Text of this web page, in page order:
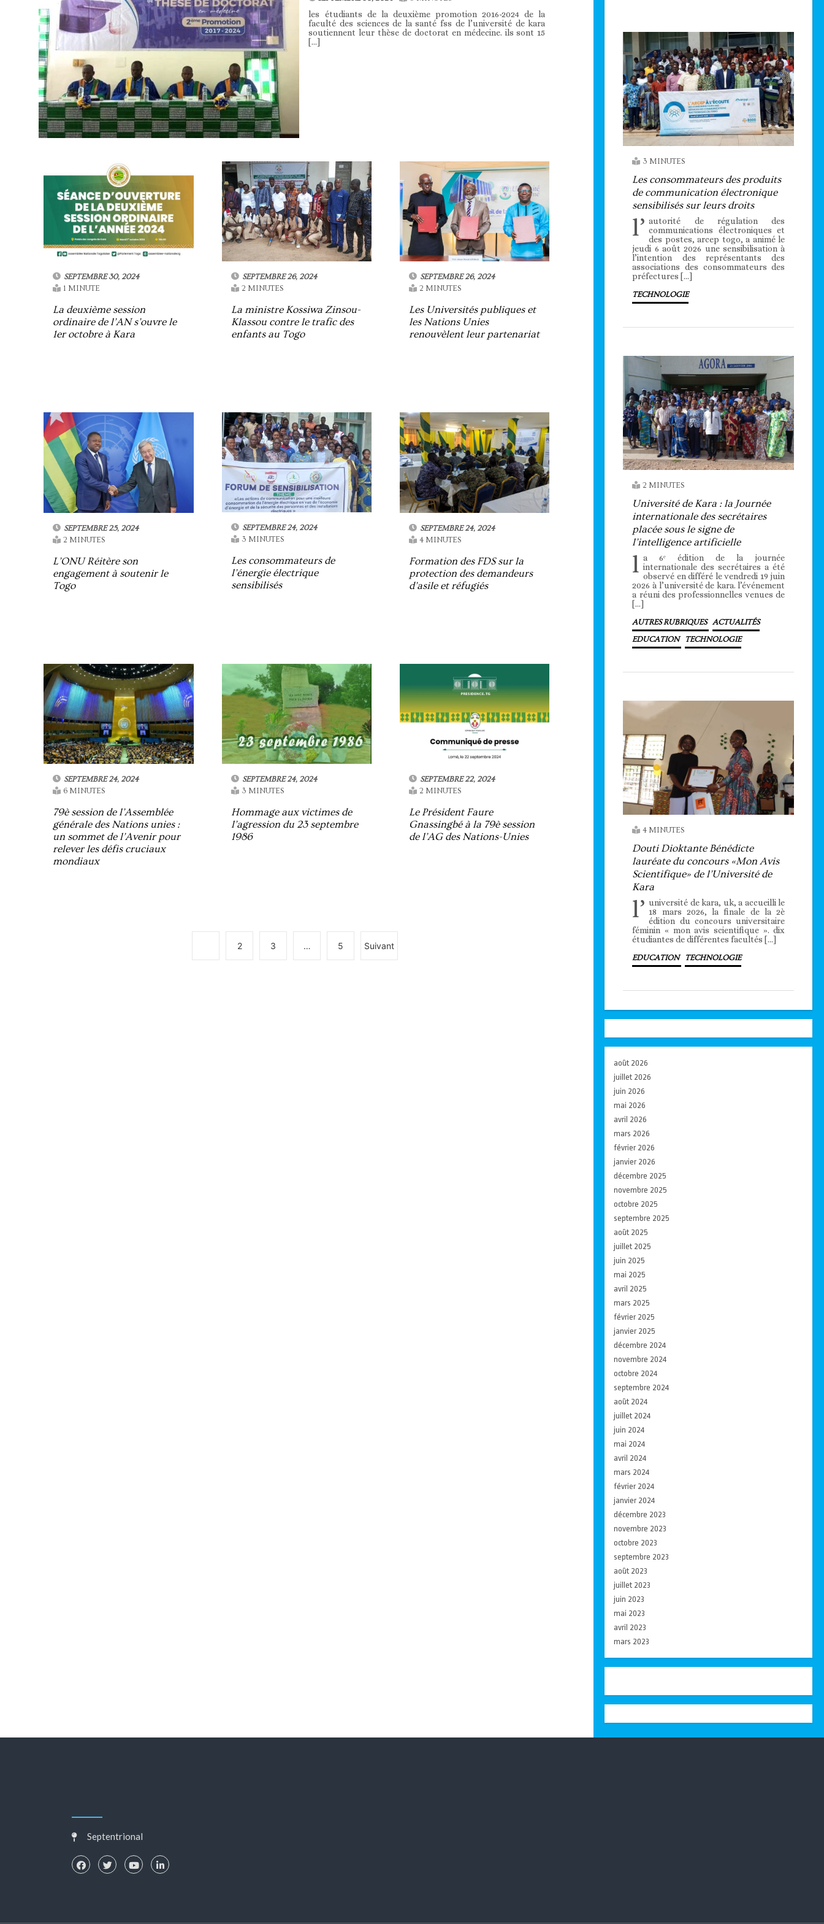
les étudiants de la deuxième promotion 2016-2024 de la
faculté des sciences de la santé fss de l’université de kara
soutiennent leur thèse de doctorat en médecine. ils sont 15
[…]
SEPTEMBRE 30, 2024
1 MINUTE
La deuxième session
ordinaire de l’AN s’ouvre le
1er octobre à Kara
SEPTEMBRE 26, 2024
2 MINUTES
La ministre Kossiwa Zinsou-
Klassou contre le trafic des
enfants au Togo
SEPTEMBRE 26, 2024
2 MINUTES
Les Universités publiques et
les Nations Unies
renouvèlent leur partenariat
SEPTEMBRE 25, 2024
2 MINUTES
L’ONU Réitère son
engagement à soutenir le
Togo
SEPTEMBRE 24, 2024
3 MINUTES
Les consommateurs de
l’énergie électrique
sensibilisés
SEPTEMBRE 24, 2024
4 MINUTES
Formation des FDS sur la
protection des demandeurs
d’asile et réfugiés
SEPTEMBRE 24, 2024
6 MINUTES
79è session de l’Assemblée
générale des Nations unies :
un sommet de l’Avenir pour
relever les défis cruciaux
mondiaux
SEPTEMBRE 24, 2024
3 MINUTES
Hommage aux victimes de
l’agression du 23 septembre
1986
SEPTEMBRE 22, 2024
2 MINUTES
Le Président Faure
Gnassingbé à la 79è session
de l’AG des Nations-Unies
2 3 … 5 Suivant
3 MINUTES
Les consommateurs des produits
de communication électronique
sensibilisés sur leurs droits
l’ autorité de régulation des
communications électroniques et
des postes, arcep togo, a animé le
jeudi 6 août 2026 une sensibilisation à
l’intention des représentants des
associations des consommateurs des
préfectures […]
TECHNOLOGIE
2 MINUTES
Université de Kara : la Journée
internationale des secrétaires
placée sous le signe de
l’intelligence artificielle
l a 6ᵉ édition de la journée
internationale des secrétaires a été
observé en différé le vendredi 19 juin
2026 à l’université de kara. l’événement
a réuni des professionnelles venues de
[…]
AUTRES RUBRIQUES ACTUALITÉS
EDUCATION TECHNOLOGIE
4 MINUTES
Douti Dioktante Bénédicte
lauréate du concours «Mon Avis
Scientifique» de l’Université de
Kara
l’ université de kara, uk, a accueilli le
18 mars 2026, la finale de la 2è
édition du concours universitaire
féminin « mon avis scientifique ». dix
étudiantes de différentes facultés […]
EDUCATION TECHNOLOGIE
août 2026
juillet 2026
juin 2026
mai 2026
avril 2026
mars 2026
février 2026
janvier 2026
décembre 2025
novembre 2025
octobre 2025
septembre 2025
août 2025
juillet 2025
juin 2025
mai 2025
avril 2025
mars 2025
février 2025
janvier 2025
décembre 2024
novembre 2024
octobre 2024
septembre 2024
août 2024
juillet 2024
juin 2024
mai 2024
avril 2024
mars 2024
février 2024
janvier 2024
décembre 2023
novembre 2023
octobre 2023
septembre 2023
août 2023
juillet 2023
juin 2023
mai 2023
avril 2023
mars 2023
Septentrional